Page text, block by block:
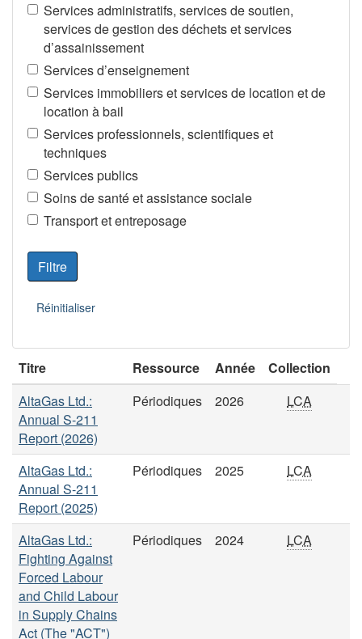
Services administratifs, services de soutien,
services de gestion des déchets et services
d’assainissement
Services d’enseignement
Services immobiliers et services de location et de
location à bail
Services professionnels, scientifiques et
techniques
Services publics
Soins de santé et assistance sociale
Transport et entreposage
Titre Ressource Année
Collection
AltaGas Ltd.:
Annual S-211
Report (2026)
Périodiques 2026 LCA
AltaGas Ltd.:
Annual S-211
Report (2025)
Périodiques 2025 LCA
AltaGas Ltd.:
Fighting Against
Forced Labour
and Child Labour
in Supply Chains
Act (The "ACT")
Périodiques 2024 LCA